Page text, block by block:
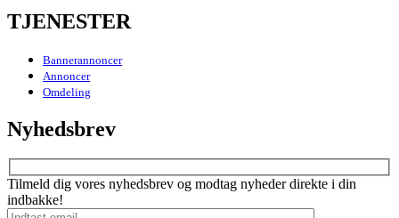
TJENESTER
Bannerannoncer
Annoncer
Omdeling
Nyhedsbrev
Tilmeld dig vores nyhedsbrev og modtag nyheder direkte i din
indbakke!